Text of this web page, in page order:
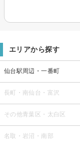
エリアから探す
仙台駅周辺・一番町
長町・南仙台・富沢
その他青葉区・太白区
名取・岩沼・南部